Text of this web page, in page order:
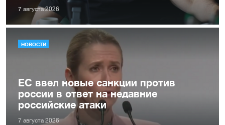
7 августа 2026
НОВОСТИ
ЕС ввел новые санкции против
россии в ответ на недавние
российские атаки
7 августа 2026